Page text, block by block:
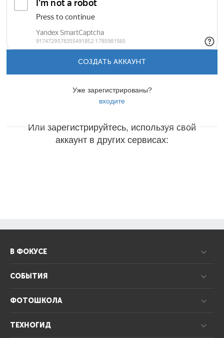
СОЗДАТЬ АККАУНТ
Уже зарегистрированы?
входите
Или зарегистрируйтесь, используя свой
аккаунт в других сервисах:
В ФОКУСЕ
СОБЫТИЯ
ФОТОШКОЛА
ТЕХНОГИД